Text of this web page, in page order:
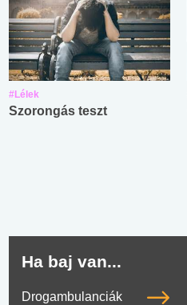
#Lélek
Szorongás teszt
Ha baj van...
Drogambulanciák